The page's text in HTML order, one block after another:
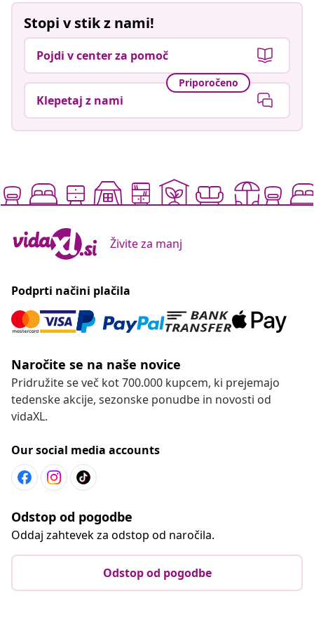
Stopi v stik z nami!
Pojdi v center za pomoč
Priporočeno
Klepetaj z nami
Živite za manj
Podprti načini plačila
Naročite se na naše novice
Pridružite se več kot 700.000 kupcem, ki prejemajo
tedenske akcije, sezonske ponudbe in novosti od
vidaXL.
Our social media accounts
Odstop od pogodbe
Oddaj zahtevek za odstop od naročila.
Odstop od pogodbe